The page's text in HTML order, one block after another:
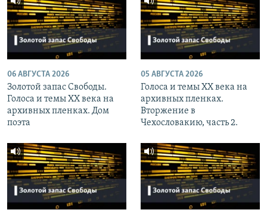
06 АВГУСТА 2026
Золотой запас Свободы.
Голоса и темы XX века на
архивных пленках. Дом
поэта
05 АВГУСТА 2026
Голоса и темы XX века на
архивных пленках.
Вторжение в
Чехословакию, часть 2.